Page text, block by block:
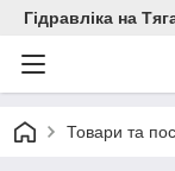
Гідравліка на
Товари та